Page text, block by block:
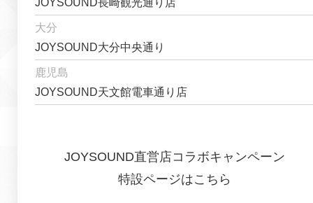
JOYSOUND長崎観光通り店
大分
JOYSOUND大分中央通り
鹿児島
JOYSOUND天文館電車通り店
JOYSOUND直営店コラボキャンペーン
特設ページはこちら